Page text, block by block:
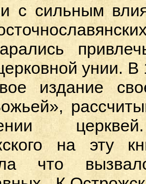
с сильным
унии.
издание
на эту
а что